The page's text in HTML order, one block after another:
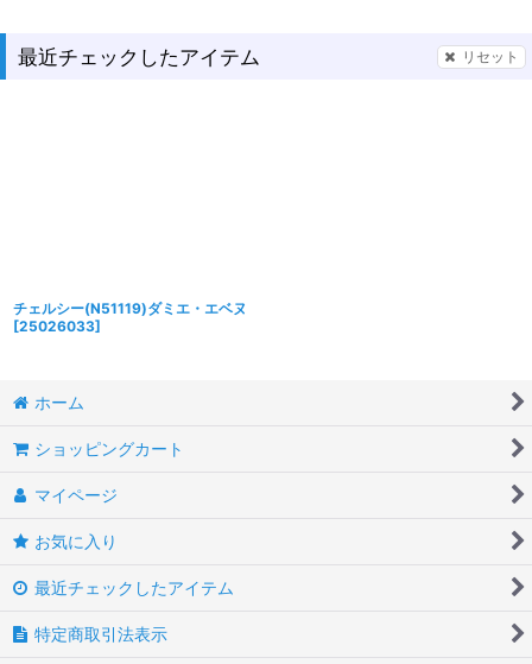
最近チェックしたアイテム リセット
チェルシー(N51119)ダミエ・エベヌ
[25026033]
ホーム
ショッピングカート
マイページ
お気に入り
最近チェックしたアイテム
特定商取引法表示